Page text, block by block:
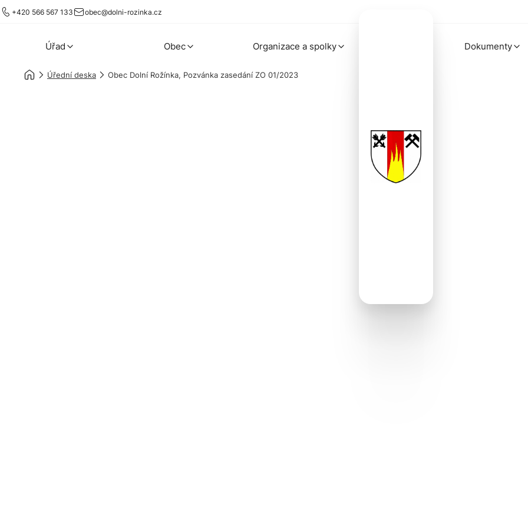
+420 566 567 133 obec@dolni-rozinka.cz
Úřad Obec Organizace a spolky Dokumenty
Úřední deska Obec Dolní Rožínka, Pozvánka zasedání ZO 01/2023